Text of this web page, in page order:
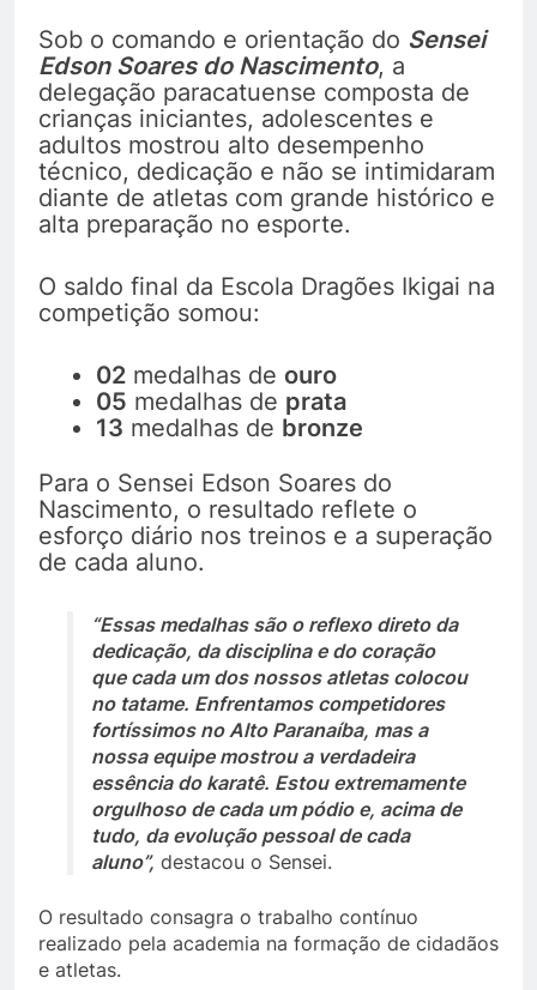
Sob o comando e orientação do Sensei
Edson Soares do Nascimento, a
delegação paracatuense composta de
crianças iniciantes, adolescentes e
adultos mostrou alto desempenho
técnico, dedicação e não se intimidaram
diante de atletas com grande histórico e
alta preparação no esporte.
O saldo final da Escola Dragões Ikigai na
competição somou:
02 medalhas de ouro
05 medalhas de prata
13 medalhas de bronze
Para o Sensei Edson Soares do
Nascimento, o resultado reflete o
esforço diário nos treinos e a superação
de cada aluno.
“Essas medalhas são o reflexo direto da
dedicação, da disciplina e do coração
que cada um dos nossos atletas colocou
no tatame. Enfrentamos competidores
fortíssimos no Alto Paranaíba, mas a
nossa equipe mostrou a verdadeira
essência do karatê. Estou extremamente
orgulhoso de cada um pódio e, acima de
tudo, da evolução pessoal de cada
aluno”, destacou o Sensei.
O resultado consagra o trabalho contínuo
realizado pela academia na formação de cidadãos
e atletas.